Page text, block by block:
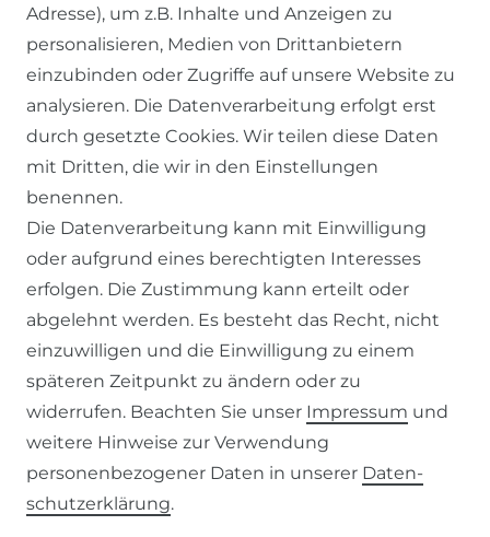
RECHTLICHES
AGB
WIDERRUFSRECHT
DATENSCHUTZERKLÄRUNG
IMPRESSUM
SERVICE
ZAHLUNG & VERSAND
KONTAKT
VERTRAG WIDERRUFEN
KONTAKT
Adresse), um z.B. Inhalte und Anzeigen zu
personalisieren, Medien von Drittanbietern
einzubinden oder Zugriffe auf unsere Website zu
analysieren. Die Datenverarbeitung erfolgt erst
durch gesetzte Cookies. Wir teilen diese Daten
mit Dritten, die wir in den Einstellungen
benennen.
Die Datenverarbeitung kann mit Einwilligung
oder aufgrund eines berechtigten Interesses
erfolgen. Die Zustimmung kann erteilt oder
abgelehnt werden. Es besteht das Recht, nicht
einzuwilligen und die Einwilligung zu einem
späteren Zeitpunkt zu ändern oder zu
widerrufen. Beachten Sie unser Impressum und
weitere Hinweise zur Verwendung
personenbezogener Daten in unserer Daten­
schutz­erklärung.